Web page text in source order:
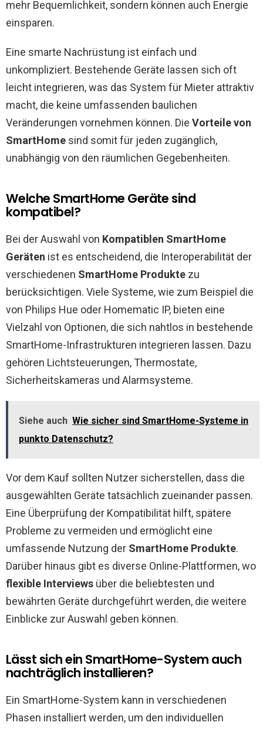
mehr Bequemlichkeit, sondern können auch Energie
einsparen.
Eine smarte Nachrüstung ist einfach und
unkompliziert. Bestehende Geräte lassen sich oft
leicht integrieren, was das System für Mieter attraktiv
macht, die keine umfassenden baulichen
Veränderungen vornehmen können. Die Vorteile von
SmartHome sind somit für jeden zugänglich,
unabhängig von den räumlichen Gegebenheiten.
Welche SmartHome Geräte sind
kompatibel?
Bei der Auswahl von Kompatiblen SmartHome
Geräten ist es entscheidend, die Interoperabilität der
verschiedenen SmartHome Produkte zu
berücksichtigen. Viele Systeme, wie zum Beispiel die
von Philips Hue oder Homematic IP, bieten eine
Vielzahl von Optionen, die sich nahtlos in bestehende
SmartHome-Infrastrukturen integrieren lassen. Dazu
gehören Lichtsteuerungen, Thermostate,
Sicherheitskameras und Alarmsysteme.
Siehe auch Wie sicher sind SmartHome-Systeme in
punkto Datenschutz?
Vor dem Kauf sollten Nutzer sicherstellen, dass die
ausgewählten Geräte tatsächlich zueinander passen.
Eine Überprüfung der Kompatibilität hilft, spätere
Probleme zu vermeiden und ermöglicht eine
umfassende Nutzung der SmartHome Produkte.
Darüber hinaus gibt es diverse Online-Plattformen, wo
flexible Interviews über die beliebtesten und
bewährten Geräte durchgeführt werden, die weitere
Einblicke zur Auswahl geben können.
Lässt sich ein SmartHome-System auch
nachträglich installieren?
Ein SmartHome-System kann in verschiedenen
Phasen installiert werden, um den individuellen